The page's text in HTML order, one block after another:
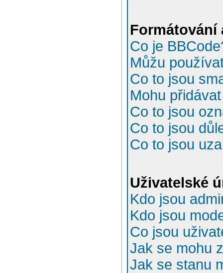
Formátování
Co je
Můžu
Co to jsou
Mohu
Co to jsou
Co to jsou
Co to jsou
Uživatelské
Kdo jsou
Kdo jsou
Co jsou
Jak se mohu
Jak se stanu